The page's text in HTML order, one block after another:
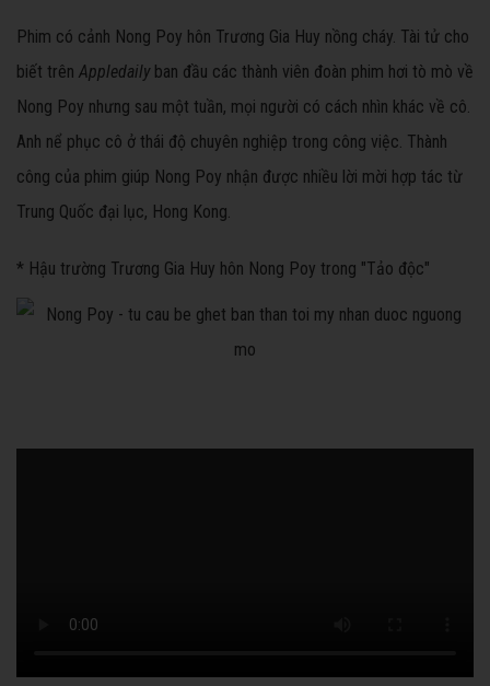
Phim có cảnh Nong Poy hôn Trương Gia Huy nồng cháy. Tài tử cho
biết trên Appledailyban đầu các thành viên đoàn phim hơi tò mò về
Nong Poy nhưng sau một tuần, mọi người có cách nhìn khác về cô.
Anh nể phục cô ở thái độ chuyên nghiệp trong công việc. Thành
công của phim giúp Nong Poy nhận được nhiều lời mời hợp tác từ
Trung Quốc đại lục, Hong Kong.
* Hậu trường Trương Gia Huy hôn Nong Poy trong "Tảo độc"